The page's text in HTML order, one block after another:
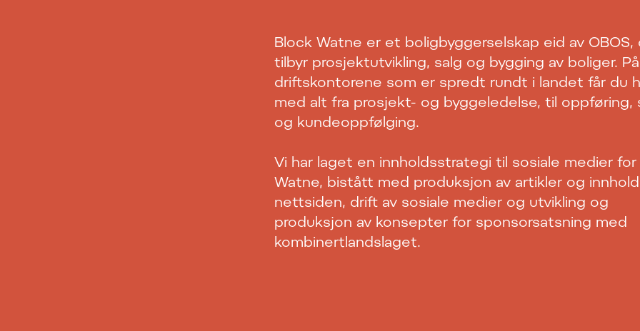
Block Watne er et boligbyggerselskap eid av OBOS,
tilbyr prosjektutvikling, salg og bygging av boliger.
driftskontorene som er spredt rundt i landet får du
med alt fra prosjekt- og byggeledelse, til oppføring,
og kundeoppfølging.
Vi har laget en innholdsstrategi til sosiale medier for
Watne, bistått med produksjon av artikler og
nettsiden, drift av sosiale medier og utvikling og
produksjon av konsepter for sponsorsatsning med
kombinertlandslaget.